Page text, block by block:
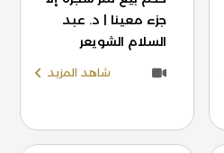
جزء معينا | د. عبد
السلام الشويعر
شاهد المزيد